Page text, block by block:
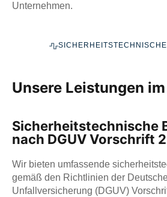
Unternehmen.
Unsere Leistungen
Sicherheitstechnische
nach DGUV Vorschrift 2
Wir bieten umfassende
gemäß den Richtlinien der
Unfallversicherung (DGUV)